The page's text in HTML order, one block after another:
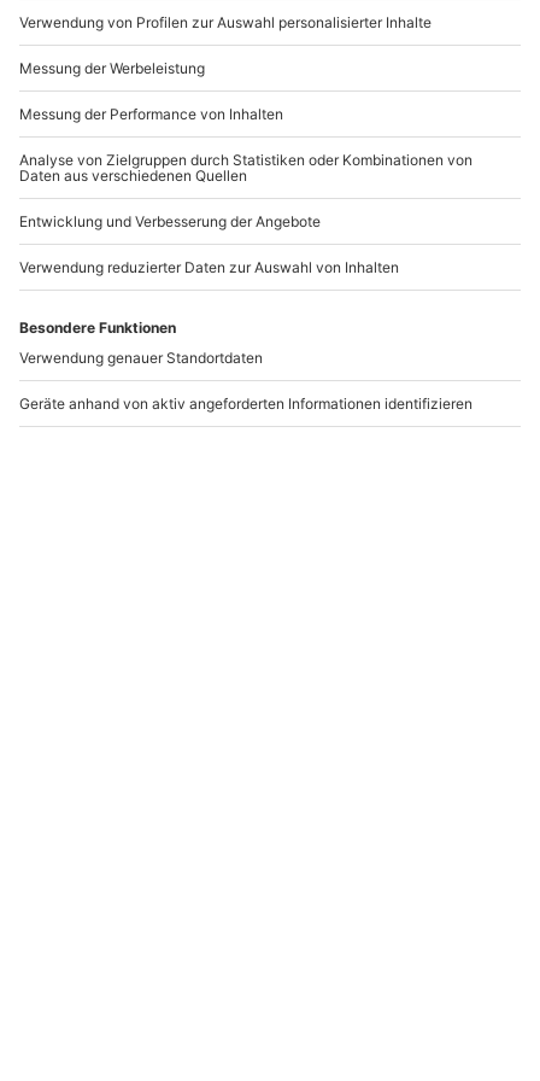
Im Gutscheinpreis ist eine Materialkostenpauschale
Preis für das Metall an einem Silberring ab. Bei
Arbeiten an hochwertigen Materialien wie Gold,
Weißgold oder Platin ist eine Zuzahlung für
Materialkosten, die über die Metallpauschale
hinausgehen, vom Teilnehmer vor Ort zu begleichen.
Diese richtet sich nach dem Verbrauch. Eine
Barauszahlung der Materialkosten ist nicht möglich.
Gerne können Sie Wünsche und Vorstellungen zu
den Inhalten Ihres Kurses äußern.
Artikelnummer:22271
Andere Produkte entdecken
München
-15% CLUB DEAL